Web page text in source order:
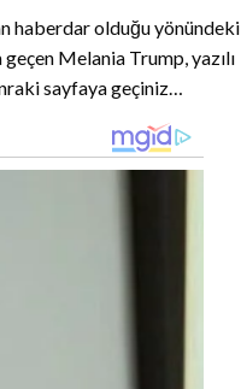
haberdar olduğu yönündeki
geçen Melania Trump, yazılı
sayfaya geçiniz…